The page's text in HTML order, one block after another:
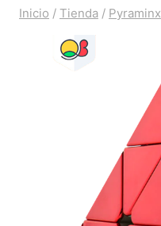
Inicio / Tienda / Pyraminx